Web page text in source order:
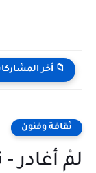
📁 أخر
ثقافة وفنون
لمْ أغادر